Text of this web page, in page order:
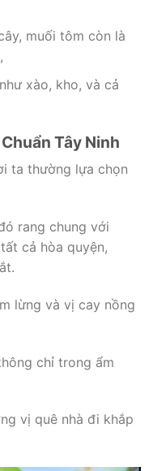
muối tôm còn là
xào, kho, và cả
Tây Ninh
ta thường lựa chọn
rang chung với
cả hòa quyện,
lừng và vị cay nồng
chỉ trong ẩm
vị quê nhà đi khắp